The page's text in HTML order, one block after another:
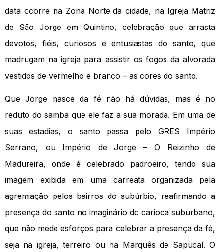
data ocorre na Zona Norte da cidade, na Igreja Matriz
de São Jorge em Quintino, celebração que arrasta
devotos, fiéis, curiosos e entusiastas do santo, que
madrugam na igreja para assistir os fogos da alvorada
vestidos de vermelho e branco – as cores do santo.
Que Jorge nasce da fé não há dúvidas, mas é no
reduto do samba que ele faz a sua morada. Em uma de
suas estadias, o santo passa pelo GRES Império
Serrano, ou Império de Jorge – O Reizinho de
Madureira, onde é celebrado padroeiro, tendo sua
imagem exibida em uma carreata organizada pela
agremiação pelos bairros do subúrbio, reafirmando a
presença do santo no imaginário do carioca suburbano,
que não mede esforços para celebrar a presença da fé,
seja na igreja, terreiro ou na Marquês de Sapucaí. O